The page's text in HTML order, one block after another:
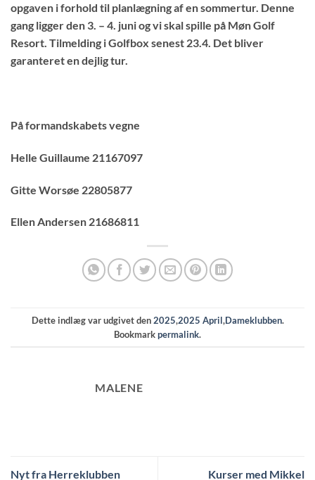
opgaven i forhold til planlægning af en sommertur. Denne
gang ligger den 3. – 4. juni og vi skal spille på Møn Golf
Resort. Tilmelding i Golfbox senest 23.4. Det bliver
garanteret en dejlig tur.
På formandskabets vegne
Helle Guillaume 21167097
Gitte Worsøe 22805877
Ellen Andersen 21686811
Dette indlæg var udgivet den2025,2025 April,Dameklubben.
Bookmarkpermalink.
MALENE
Nyt fra Herreklubben Kurser med Mikkel